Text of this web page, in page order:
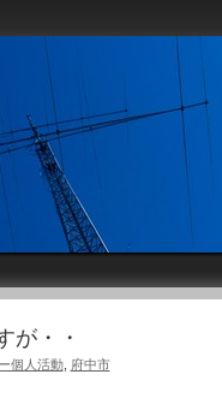
が・・
個人活動, 府中市